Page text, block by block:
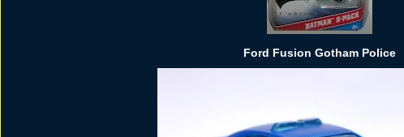
Ford Fusion Gotham Police